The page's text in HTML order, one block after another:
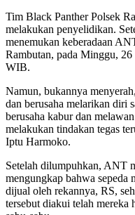
Tim Black Panther Polsek
melakukan penyelidikan.
menemukan keberadaan
Rambutan, pada Minggu,
WIB.
Namun, bukannya
dan berusaha melarikan diri
berusaha kabur dan
melakukan tindakan tegas
Iptu Harmoko.
Setelah dilumpuhkan, ANT
mengungkap bahwa sepeda
dijual oleh rekannya, RS,
tersebut diakui telah